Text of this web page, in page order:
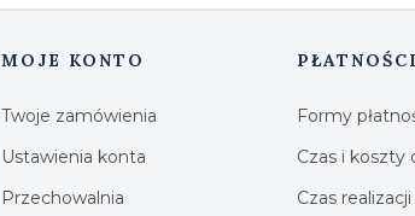
MOJE KONTO
Twoje zamówienia
Ustawienia konta
Przechowalnia
Formy
Czas i koszty
Czas